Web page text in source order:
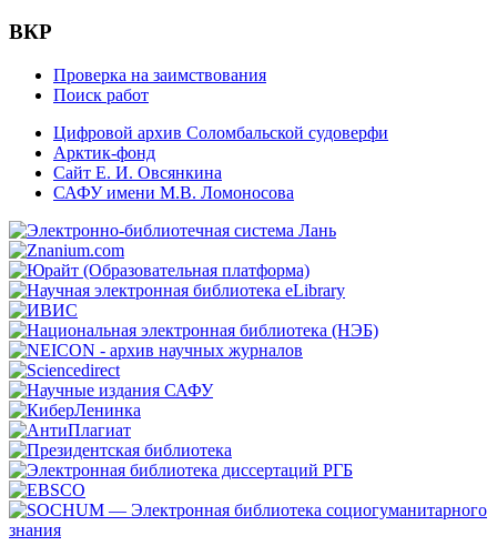
ВКР
Проверка на заимствования
Поиск работ
Цифровой архив Соломбальской судоверфи
Арктик-фонд
Сайт Е. И. Овсянкина
САФУ имени М.В. Ломоносова